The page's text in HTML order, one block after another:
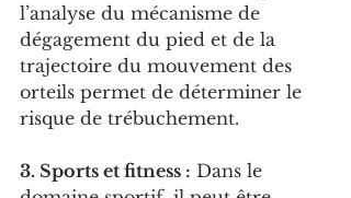
l’analyse du mécanisme de
dégagement du pied et de la
trajectoire du mouvement des
orteils permet de déterminer le
risque de trébuchement.
3. Sports et fitness : Dans le